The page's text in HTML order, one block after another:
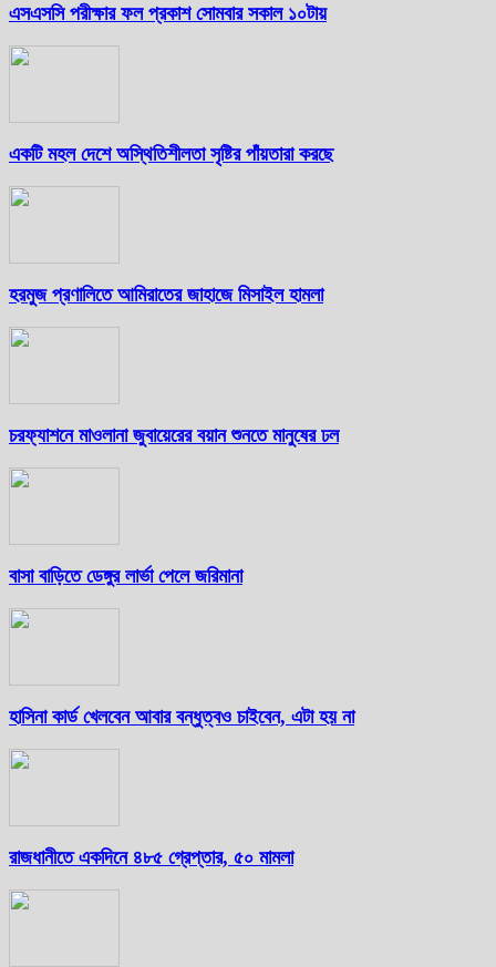
এসএসসি পরীক্ষার ফল প্রকাশ সোমবার সকাল ১০টায়
একটি মহল দেশে অস্থিতিশীলতা সৃষ্টির পাঁয়তারা করছে
হরমুজ প্রণালিতে আমিরাতের জাহাজে মিসাইল হামলা
চরফ্যাশনে মাওলানা জুবায়েরের বয়ান শুনতে মানুষের ঢল
বাসা বাড়িতে ডেঙ্গুর লার্ভা পেলে জরিমানা
হাসিনা কার্ড খেলবেন আবার বন্ধুত্বও চাইবেন, এটা হয় না
রাজধানীতে একদিনে ৪৮৫ গ্রেপ্তার, ৫০ মামলা